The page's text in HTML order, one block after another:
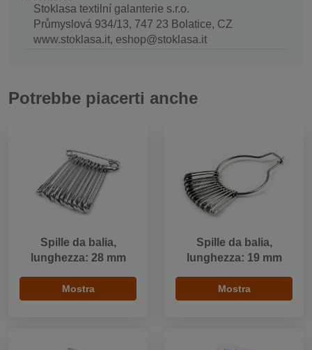
Stoklasa textilní galanterie s.r.o.
Průmyslová 934/13, 747 23 Bolatice, CZ
www.stoklasa.it, eshop@stoklasa.it
Potrebbe piacerti anche
Spille da balia,
lunghezza: 28 mm
Mostra
Spille da balia,
lunghezza: 19 mm
Mostra